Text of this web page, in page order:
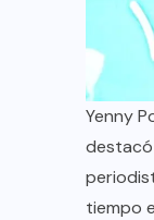
Yenny
destacó
tiempo